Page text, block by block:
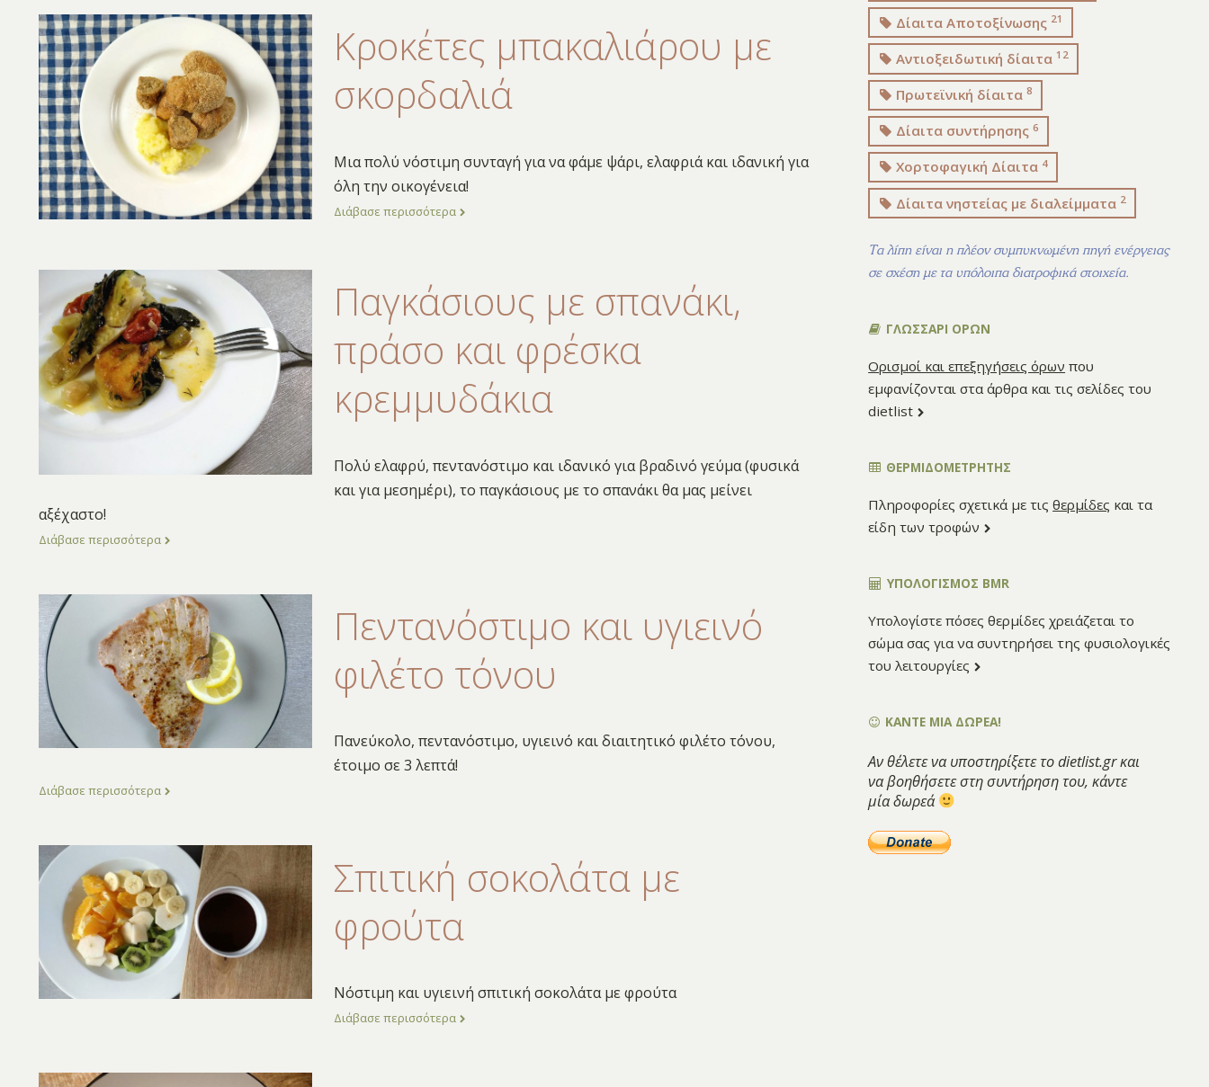
Κροκέτες μπακαλιάρου με
σκορδαλιά
Μια πολύ νόστιμη συνταγή για να φάμε ψάρι, ελαφριά και ιδανική για
όλη την οικογένεια!
Διάβασε περισσότερα
Παγκάσιους με σπανάκι,
πράσο και φρέσκα
κρεμμυδάκια
Πολύ ελαφρύ, πεντανόστιμο και ιδανικό για βραδινό γεύμα (φυσικά
και για μεσημέρι), το παγκάσιους με το σπανάκι θα μας μείνει
αξέχαστο!
Διάβασε περισσότερα
Πεντανόστιμο και υγιεινό
φιλέτο τόνου
Πανεύκολο, πεντανόστιμο, υγιεινό και διαιτητικό φιλέτο τόνου,
έτοιμο σε 3 λεπτά!
Διάβασε περισσότερα
Σπιτική σοκολάτα με
φρούτα
Νόστιμη και υγιεινή σπιτική σοκολάτα με φρούτα
Διάβασε περισσότερα
Δίαιτα Αποτοξίνωσης 21
Αντιοξειδωτική δίαιτα 12
Πρωτεϊνική δίαιτα8
Δίαιτα συντήρησης6
Χορτοφαγική Δίαιτα 4
Δίαιτα νηστείας με διαλείμματα 2
Τα λίπη είναι η πλέον συμπυκνωμένη πηγή ενέργειας
σε σχέση με τα υπόλοιπα διατροφικά στοιχεία.
ΓΛΩΣΣΑΡΙ ΟΡΩΝ
Ορισμοί και επεξηγήσεις όρων που
εμφανίζονται στα άρθρα και τις σελίδες του
dietlist
ΘΕΡΜΙΔΟΜΕΤΡΗΤΗΣ
Πληροφορίες σχετικά με τιςθερμίδες και τα
είδη των τροφών
ΥΠΟΛΟΓΙΣΜΌΣ BMR
Υπολογίστε πόσες θερμίδες χρειάζεται το
σώμα σας για να συντηρήσει της φυσιολογικές
του λειτουργίες
ΚΑΝΤΕ ΜΙΑ ΔΩΡΕΑ!
Αν θέλετε να υποστηρίξετε το dietlist.gr και
να βοηθήσετε στη συντήρηση του, κάντε
μία δωρεά